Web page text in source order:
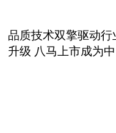
品质技术双擎驱动行
升级 八马上市成为中